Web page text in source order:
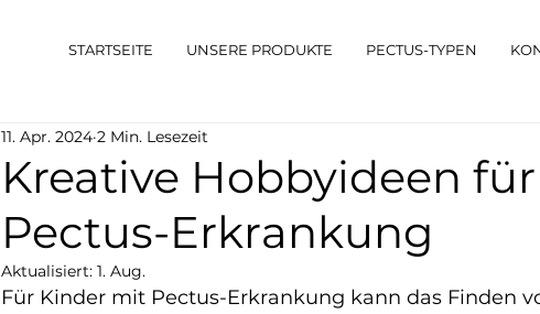
STARTSEITE UNSERE PRODUKTE PECTUS-TYPEN
Kreative Hobbyideen
Pectus-Erkrankung
11. Apr. 2024 2 Min. Lesezeit
Aktualisiert: 1. Aug.
Für Kinder mit Pectus-Erkrankung kann das Finden